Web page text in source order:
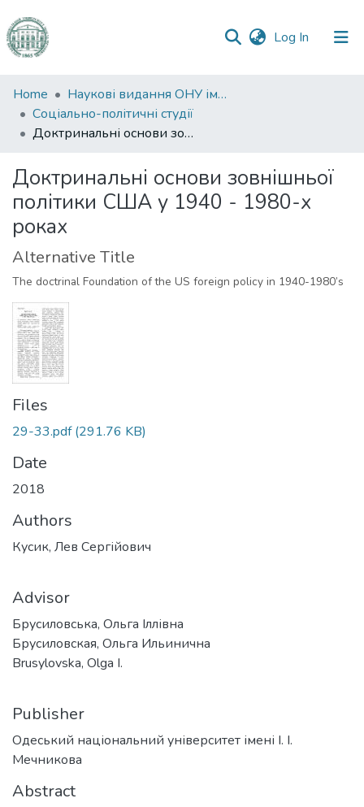
Log In (current)
Communities
&
Collections
Statistics
Home
Наукові видання ОНУ імені І. І. Мечникова
Соціально-політичні студії
Доктринальні основи зовнішньої політики США у 1940 - 1980-х роках
Доктринальні основи зовнішньої
політики США у 1940 - 1980-х
роках
Alternative Title
The doctrinal Foundation of the US foreign policy in 1940-1980’s
Files
29-33.pdf(291.76 KB)
Date
2018
Authors
Кусик, Лев Сергійович
Advisor
Брусиловська, Ольга Іллівна
Брусиловская, Ольга Ильинична
Brusylovska, Olga I.
Publisher
Одеський національний університет імені І. І.
Мечникова
Abstract